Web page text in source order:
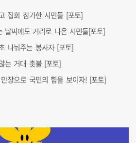
집회 참가한 시민들 [포토]
날씨에도 거리로 나온 시민들[포토]
나눠주는 봉사자 [포토]
는 거대 촛불 [포토]
장으로 국민의 힘을 보이자! [포토]